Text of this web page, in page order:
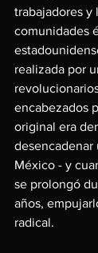
trabajadores y
comunidades
realizada por
encabezados
original era
desencadenar
México - y
se prolongó
años,
radical.